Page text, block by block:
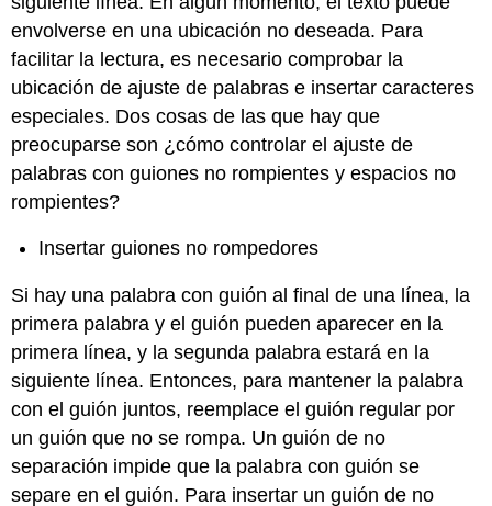
envolverse en una ubicación no deseada. Para
facilitar la lectura, es necesario comprobar la
ubicación de ajuste de palabras e insertar caracteres
especiales. Dos cosas de las que hay que
preocuparse son ¿cómo controlar el ajuste de
palabras con guiones no rompientes y espacios no
rompientes?
Insertar guiones no rompedores
Si hay una palabra con guión al final de una línea, la
primera palabra y el guión pueden aparecer en la
primera línea, y la segunda palabra estará en la
siguiente línea. Entonces, para mantener la palabra
con el guión juntos, reemplace el guión regular por
un guión que no se rompa. Un guión de no
separación impide que la palabra con guión se
separe en el guión. Para insertar un guión de no